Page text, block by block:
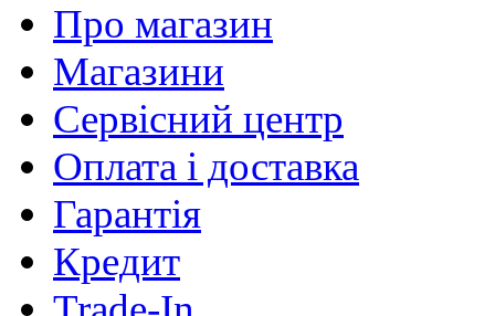
Про магазин
Магазини
Сервісний центр
Оплата і доставка
Гарантія
Кредит